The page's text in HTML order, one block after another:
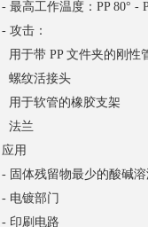
- 最高工作温度：PP 80° -
- 攻击：
用于带 PP 文件夹的刚性
螺纹活接头
用于软管的橡胶支架
法兰
应用
- 固体残留物最少的酸碱
- 电镀部门
- 印刷电路